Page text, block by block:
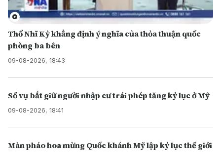
Thổ Nhĩ Kỳ khẳng định ý nghĩa của thỏa thuận quốc
phòng ba bên
09-08-2026, 18:43
Số vụ bắt giữ người nhập cư trái phép tăng kỷ lục ở Mỹ
09-08-2026, 18:41
Màn pháo hoa mừng Quốc khánh Mỹ lập kỷ lục thế giới